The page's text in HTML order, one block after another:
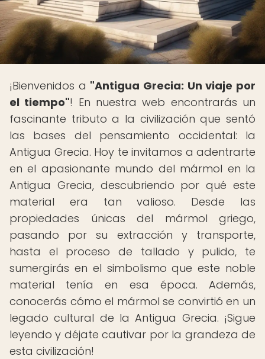
¡Bienvenidos a "Antigua Grecia: Un viaje por
el tiempo"! En nuestra web encontrarás un
fascinante tributo a la civilización que sentó
las bases del pensamiento occidental: la
Antigua Grecia. Hoy te invitamos a adentrarte
en el apasionante mundo del mármol en la
Antigua Grecia, descubriendo por qué este
material era tan valioso. Desde las
propiedades únicas del mármol griego,
pasando por su extracción y transporte,
hasta el proceso de tallado y pulido, te
sumergirás en el simbolismo que este noble
material tenía en esa época. Además,
conocerás cómo el mármol se convirtió en un
legado cultural de la Antigua Grecia. ¡Sigue
leyendo y déjate cautivar por la grandeza de
esta civilización!